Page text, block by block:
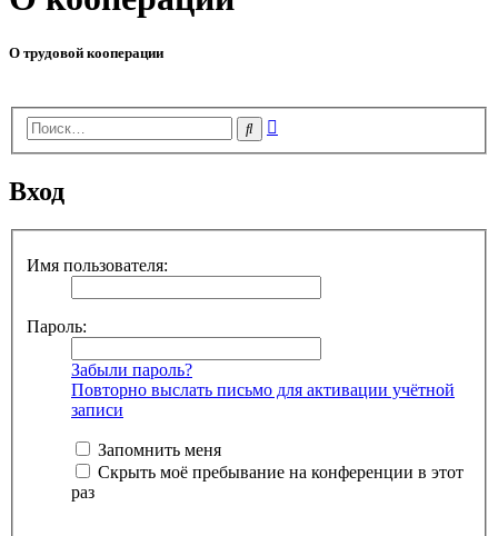
О трудовой кооперации
Поиск
Вход
Имя пользователя:
Пароль:
Забыли пароль?
Повторно выслать письмо для активации учётной
записи
Запомнить меня
Скрыть моё пребывание на конференции в этот
раз